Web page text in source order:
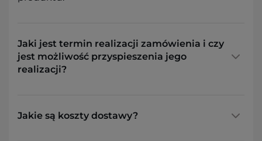
Jaki jest termin realizacji zamówienia i czy
jest możliwość przyspieszenia jego
realizacji?
Jakie są koszty dostawy?